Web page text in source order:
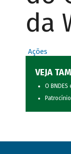
da
Ações
VEJA
O